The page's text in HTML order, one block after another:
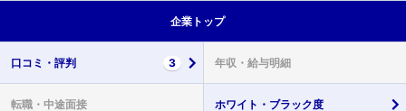
企業 トップ
口コミ・ 評判 3 年収・ 給与明細
転職・ 中途面接 ホワイト・ ブラック度